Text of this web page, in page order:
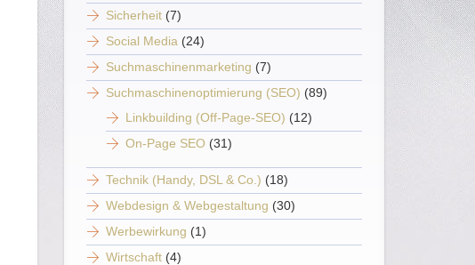
Sicherheit (7)
Social Media (24)
Suchmaschinenmarketing (7)
Suchmaschinenoptimierung (SEO) (89)
Linkbuilding (Off-Page-SEO) (12)
On-Page SEO (31)
Technik (Handy, DSL & Co.) (18)
Webdesign & Webgestaltung (30)
Werbewirkung (1)
Wirtschaft (4)